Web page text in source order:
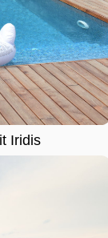
Iridis